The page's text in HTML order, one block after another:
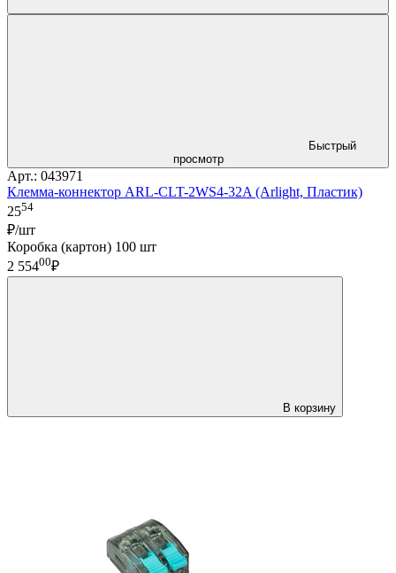
Быстрый
просмотр
Арт.: 043971
Клемма-коннектор ARL-CLT-2WS4-32A (Arlight, Пластик)
2554
₽/шт
Коробка (картон) 100 шт
2 55400₽
В корзину